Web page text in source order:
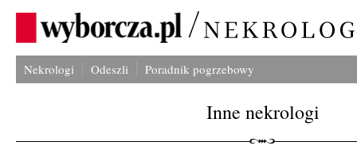
Nekrologi Odeszli Poradnik pogrzebowy
Inne nekrologi